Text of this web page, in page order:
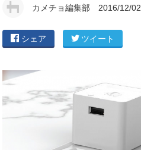
カメチョ編集部 2016/12/02
シェア ツイート